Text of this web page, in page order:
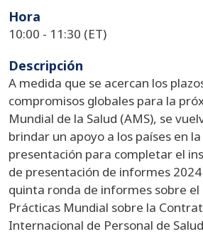
Hora
10:00 - 11:30 (ET)
Descripción
A medida que se acercan los
compromisos globales para la
Mundial de la Salud (AMS), se
brindar un apoyo a los países en
presentación para completar el
de presentación de informes
quinta ronda de informes sobre el
Prácticas Mundial sobre la
Internacional de Personal de